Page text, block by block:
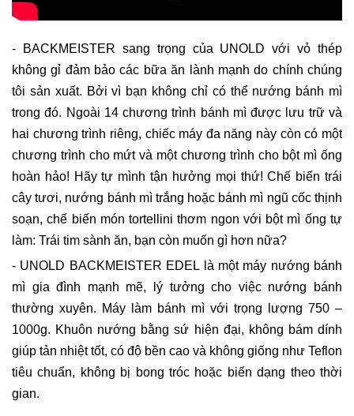
- BACKMEISTER sang trọng của UNOLD với vỏ thép
không gỉ đảm bảo các bữa ăn lành mạnh do chính chúng
tôi sản xuất. Bởi vì bạn không chỉ có thể nướng bánh mì
trong đó. Ngoài 14 chương trình bánh mì được lưu trữ và
hai chương trình riêng, chiếc máy đa năng này còn có một
chương trình cho mứt và một chương trình cho bột mì ống
hoàn hảo! Hãy tự mình tận hưởng mọi thứ! Chế biến trái
cây tươi, nướng bánh mì trắng hoặc bánh mì ngũ cốc thịnh
soạn, chế biến món tortellini thơm ngon với bột mì ống tự
làm: Trái tim sành ăn, bạn còn muốn gì hơn nữa?
- UNOLD BACKMEISTER EDEL là một máy nướng bánh
mì gia đình mạnh mẽ, lý tưởng cho việc nướng bánh
thường xuyên. Máy làm bánh mì với trọng lượng 750 –
1000g. Khuôn nướng bằng sứ hiện đại, không bám dính
giúp tản nhiệt tốt, có độ bền cao và không giống như Teflon
tiêu chuẩn, không bị bong tróc hoặc biến dạng theo thời
gian.